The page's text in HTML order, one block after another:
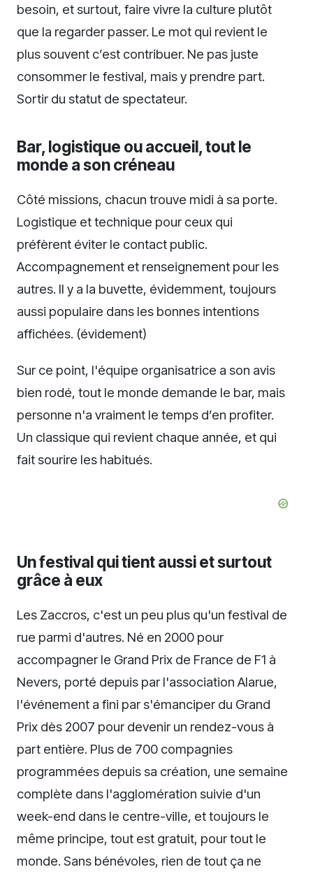
besoin, et surtout, faire vivre la culture plutôt
que la regarder passer. Le mot qui revient le
plus souvent c’est contribuer. Ne pas juste
consommer le festival, mais y prendre part.
Sortir du statut de spectateur.
Bar, logistique ou accueil, tout le
monde a son créneau
Côté missions, chacun trouve midi à sa porte.
Logistique et technique pour ceux qui
préfèrent éviter le contact public.
Accompagnement et renseignement pour les
autres. Il y a la buvette, évidemment, toujours
aussi populaire dans les bonnes intentions
affichées. (évidement)
Sur ce point, l'équipe organisatrice a son avis
bien rodé, tout le monde demande le bar, mais
personne n'a vraiment le temps d’en profiter.
Un classique qui revient chaque année, et qui
fait sourire les habitués.
Un festival qui tient aussi et surtout
grâce à eux
Les Zaccros, c'est un peu plus qu'un festival de
rue parmi d'autres. Né en 2000 pour
accompagner le Grand Prix de France de F1 à
Nevers, porté depuis par l'association Alarue,
l'événement a fini par s'émanciper du Grand
Prix dès 2007 pour devenir un rendez-vous à
part entière. Plus de 700 compagnies
programmées depuis sa création, une semaine
complète dans l'agglomération suivie d'un
week-end dans le centre-ville, et toujours le
même principe, tout est gratuit, pour tout le
monde. Sans bénévoles, rien de tout ça ne